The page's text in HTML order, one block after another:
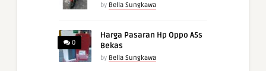
by Bella Sungkawa
0
Harga Pasaran Hp Oppo A5s
Bekas
by Bella Sungkawa